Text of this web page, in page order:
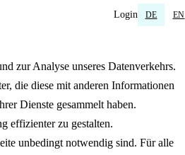
Login DE EN
zur Analyse unseres Datenverkehrs.
die diese mit anderen Informationen
Dienste gesammelt haben.
effizienter zu gestalten.
unbedingt notwendig sind. Für alle